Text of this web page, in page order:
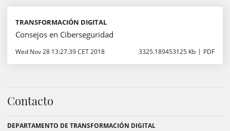
TRANSFORMACIÓN DIGITAL
Consejos en Ciberseguridad
Wed Nov 28 13:27:39 CET 2018 3325.189453125 Kb PDF
Contacto
DEPARTAMENTO DE TRANSFORMACIÓN DIGITAL